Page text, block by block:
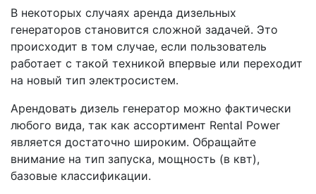
В некоторых случаях аренда дизельных
генераторов становится сложной задачей. Это
происходит в том случае, если пользователь
работает с такой техникой впервые или переходит
на новый тип электросистем.
Арендовать дизель генератор можно фактически
любого вида, так как ассортимент Rental Power
является достаточно широким. Обращайте
внимание на тип запуска, мощность (в квт),
базовые классификации.